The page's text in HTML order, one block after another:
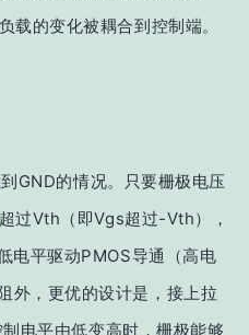
载的变化被耦合到控制端。
GND的情况。只要栅极电压
过Vth（即Vgs超过-Vth），
电平驱动PMOS导通（高电
外，更优的设计是，接上拉
电平由低变高时，栅极能够